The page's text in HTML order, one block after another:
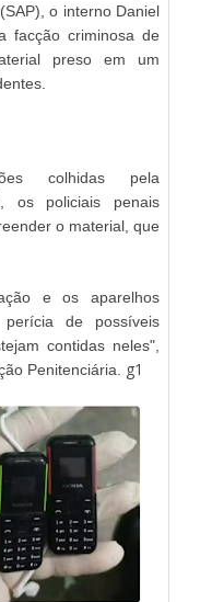
o interno Daniel
facção criminosa de
preso em um
colhidas pela
os policiais penais
o material, que
e os aparelhos
de possíveis
contidas neles",
Penitenciária.
g1